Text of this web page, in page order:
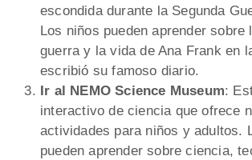
escondida durante la Segunda
Los niños pueden aprender
guerra y la vida de Ana Frank en
escribió su famoso diario.
Ir al NEMO Science Museum:
interactivo de ciencia que ofrece
actividades para niños y adultos.
pueden aprender sobre ciencia,